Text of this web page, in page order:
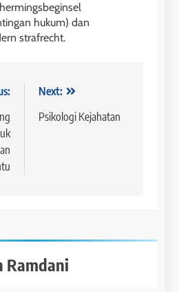
hukum) dan
strafrecht.
Next:
Psikologi Kejahatan
Ramdani